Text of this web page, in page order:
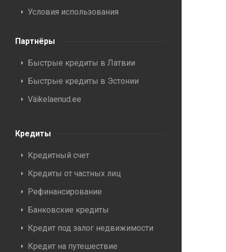
Условия использования
Партнёры
Быстрые кредиты в Латвии
Быстрые кредиты в Эстонии
Väikelaenud.ee
Кредиты
Кредитный счет
Кредиты от частных лиц
Рефинансирование
Банковские кредиты
Кредит под залог недвижимости
Кредит на путешествие